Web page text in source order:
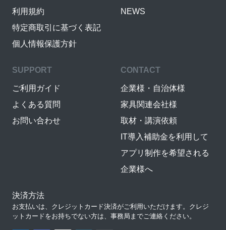
利用規約
特定商取引に基づく表記
個人情報保護方針
NEWS
SUPPORT
ご利用ガイド
よくある質問
お問い合わせ
CONTACT
企業様・自治体様
家具関連会社様
取材・講演依頼
IT導入補助金を利用して
アプリ制作を希望される
企業様へ
決済方法
お支払いは、クレジットカード決済がご利用いただけます。クレジ
ットカードをお持ちでない方は、事務局までご連絡ください。